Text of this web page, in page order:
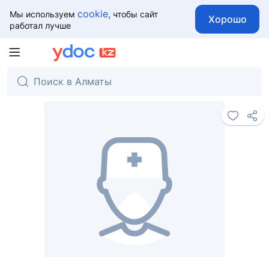
Мы используем cookie, чтобы сайт
работал лучше
Хорошо